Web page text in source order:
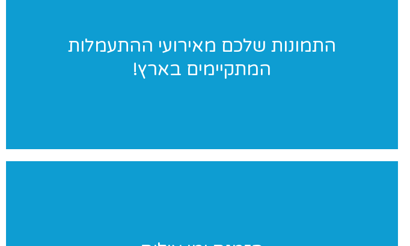
התמונות שלכם מאירועי ההתעמלות
המתקיימים בארץ!
ג׳ימאניה בתמונות
אנחנו מגיעים לצלם במגוון אירועי התעמלות בארץ. לחצו לאתר הגלריות שלנו